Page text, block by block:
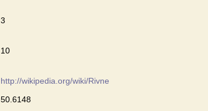
3
10
http://wikipedia.org/wiki/Rivne
50.6148